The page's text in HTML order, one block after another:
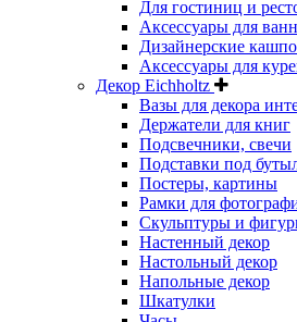
Для гостиниц и
Аксессуары для
Дизайнерские
Аксессуары для
Декор Eichholtz
Вазы для декора
Держатели для книг
Подсвечники, свечи
Подставки под
Постеры, картины
Рамки для
Скульптуры и
Настенный декор
Настольный декор
Напольные декор
Шкатулки